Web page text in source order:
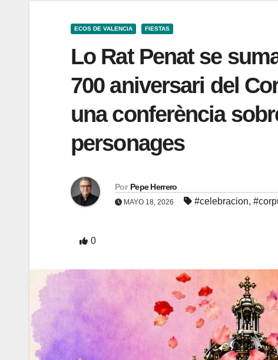
ECOS DE VALENCIA FIESTAS
Lo Rat Penat se
700 aniversari del
una conferència
personages
Por Pepe Herrero
MAYO 18, 2026 #celebracion,
0